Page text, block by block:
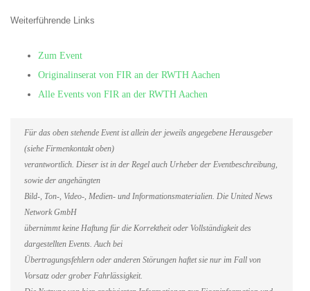
Weiterführende Links
Zum Event
Originalinserat von FIR an der RWTH Aachen
Alle Events von FIR an der RWTH Aachen
Für das oben stehende Event ist allein der jeweils angegebene Herausgeber
(siehe Firmenkontakt oben)
verantwortlich. Dieser ist in der Regel auch Urheber der Eventbeschreibung,
sowie der angehängten
Bild-, Ton-, Video-, Medien- und Informationsmaterialien. Die United News
Network GmbH
übernimmt keine Haftung für die Korrektheit oder Vollständigkeit des
dargestellten Events. Auch bei
Übertragungsfehlern oder anderen Störungen haftet sie nur im Fall von
Vorsatz oder grober Fahrlässigkeit.